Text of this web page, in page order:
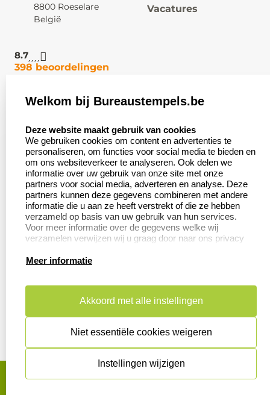
8800 Roeselare
België
8.7
398 beoordelingen
Vacatures
Klantenservice:
Contact
Veel gestelde vragen
Retourneren
Herroepingsrecht
Zakelijk:
Aanvraag op maat
Wederverkoper
worden
Betaling &
Verzending
Productinformatie:
Aanleverspecificaties
Instructie voor
Safety Sheets
Sitemap
algemene voorwaarden
disclaimer
Welkom bij Bureaustempels.be
Deze website maakt gebruik van cookies
We gebruiken cookies om content en advertenties te
personaliseren, om functies voor social media te bieden en
om ons websiteverkeer te analyseren. Ook delen we
informatie over uw gebruik van onze site met onze
partners voor social media, adverteren en analyse. Deze
partners kunnen deze gegevens combineren met andere
informatie die u aan ze heeft verstrekt of die ze hebben
verzameld op basis van uw gebruik van hun services.
Voor meer informatie over de gegevens welke wij
verzamelen verwijzen wij u graag door naar ons privacy
Meer informatie
Akkoord met alle instellingen
Niet essentiële cookies weigeren
Instellingen wijzigen